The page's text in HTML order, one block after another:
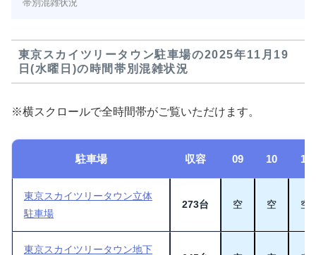
帯別混雑状況
東京スカイツリータウン駐車場の2025年11月19
日(水曜日)の時間帯別混雑状況
※横スクロールで全時間帯がご覧いただけます。
駐車場 収容 09 10 11
東京スカイツリータウン立体
駐車場
273台 空 空 空
東京スカイツリータウン地下